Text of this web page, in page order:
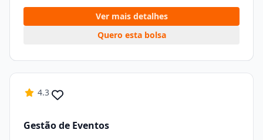
Ver mais detalhes
Quero esta bolsa
4.3
Gestão de Eventos